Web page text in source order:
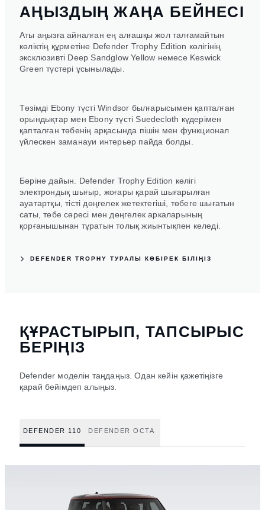
АҢЫЗДЫҢ ЖАҢА БЕЙНЕСІ
Аты аңызға айналған ең алғашқы жол талғамайтын
көліктің құрметіне Defender Trophy Edition көлігінің
эксклюзивті Deep Sandglow Yellow немесе Keswick
Green түстері ұсынылады.
Төзімді Ebony түсті Windsor былғарысымен қапталған
орындықтар мен Ebony түсті Suedecloth күдерімен
қапталған төбенің арқасында пішін мен функционал
үйлескен заманауи интерьер пайда болды.
Бәріне дайын. Defender Trophy Edition көлігі
электрондық шығыр, жоғары қарай шығарылған
ауатартқы, тісті дөңгелек жетектегіші, төбеге шығатын
саты, төбе сөресі мен дөңгелек аркаларының
қорғанышынан тұратын толық жиынтықпен келеді.
DEFENDER TROPHY ТУРАЛЫ КӨБІРЕК БІЛІҢІЗ
ҚҰРАСТЫРЫП, ТАПСЫРЫС
БЕРІҢІЗ
Defender моделін таңдаңыз. Одан кейін қажетіңізге
қарай бейімдеп алыңыз.
DEFENDER 110 DEFENDER OCTA